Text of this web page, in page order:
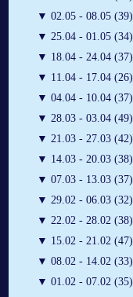
▼ 02.05 - 08.05 (39)
▼ 25.04 - 01.05 (34)
▼ 18.04 - 24.04 (37)
▼ 11.04 - 17.04 (26)
▼ 04.04 - 10.04 (37)
▼ 28.03 - 03.04 (49)
▼ 21.03 - 27.03 (42)
▼ 14.03 - 20.03 (38)
▼ 07.03 - 13.03 (37)
▼ 29.02 - 06.03 (32)
▼ 22.02 - 28.02 (38)
▼ 15.02 - 21.02 (47)
▼ 08.02 - 14.02 (33)
▼ 01.02 - 07.02 (35)